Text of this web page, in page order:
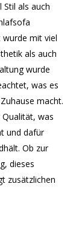
Stil als auch
wurde mit viel
als auch
wurde
was es
macht.
was
und dafür
Ob zur
dieses
zusätzlichen